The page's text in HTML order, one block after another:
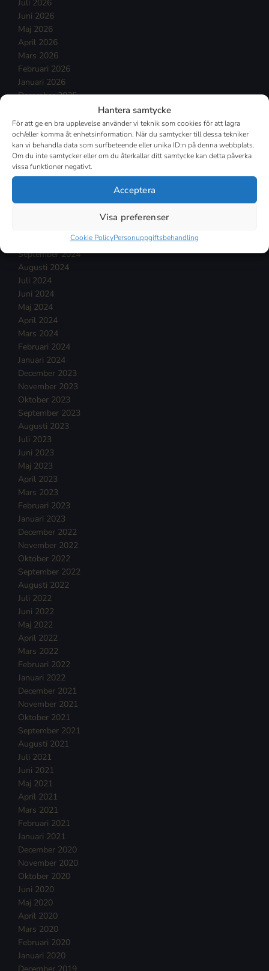
Hantera samtycke
För att ge en bra upplevelse använder vi teknik som cookies för att lagra
och/eller komma åt enhetsinformation. När du samtycker till dessa tekniker
kan vi behandla data som surfbeteende eller unika ID:n på denna webbplats.
Om du inte samtycker eller om du återkallar ditt samtycke kan detta påverka
vissa funktioner negativt.
Acceptera
Visa preferenser
Cookie PolicyPersonuppgiftsbehandling
Juli 2026
Juni 2026
Maj 2026
April 2026
Mars 2026
Februari 2026
Januari 2026
December 2025
Oktober 2025
September 2025
Augusti 2025
Juli 2025
Mars 2025
Januari 2025
September 2024
Augusti 2024
Juli 2024
Juni 2024
Maj 2024
April 2024
Mars 2024
Februari 2024
Januari 2024
December 2023
November 2023
Oktober 2023
September 2023
Augusti 2023
Juli 2023
Juni 2023
Maj 2023
April 2023
Mars 2023
Februari 2023
Januari 2023
December 2022
November 2022
Oktober 2022
September 2022
Augusti 2022
Juli 2022
Juni 2022
Maj 2022
April 2022
Mars 2022
Februari 2022
Januari 2022
December 2021
November 2021
Oktober 2021
September 2021
Augusti 2021
Juli 2021
Juni 2021
Maj 2021
April 2021
Mars 2021
Februari 2021
Januari 2021
December 2020
November 2020
Oktober 2020
Juni 2020
Maj 2020
April 2020
Mars 2020
Februari 2020
Januari 2020